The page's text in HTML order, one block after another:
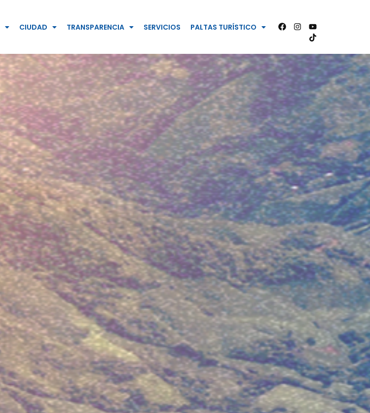
CIUDAD TRANSPARENCIA SERVICIOS PALTAS TURÍSTICO